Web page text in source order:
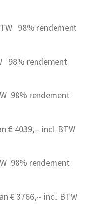
98% rendement
rendement
98% rendement
incl. BTW
rendement
€ 3766,-- incl. BTW